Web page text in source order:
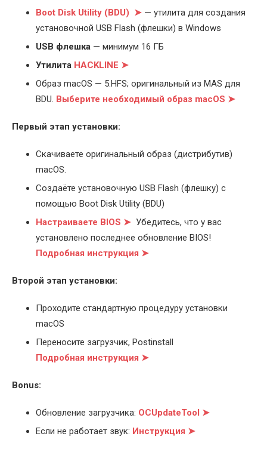
Boot Disk Utility (BDU) ➤ — утилита для создания
установочной USB Flash (флешки) в Windows
USB флешка — минимум 16 ГБ
Утилита HACKLINE ➤
Образ macOS — 5.HFS; оригинальный из MAS для
BDU. Выберите необходимый образ macOS ➤
Первый этап установки:
Скачиваете оригинальный образ (дистрибутив)
macOS.
Создаёте установочную USB Flash (флешку) с
помощью Boot Disk Utility (BDU)
Настраиваете BIOS ➤ Убедитесь, что у вас
установлено последнее обновление BIOS!
Подробная инструкция ➤
Второй этап установки:
Проходите стандартную процедуру установки
macOS
Переносите загрузчик, Postinstall
Подробная инструкция ➤
Bonus:
Обновление загрузчика: OCUpdateTool ➤
Если не работает звук: Инструкция ➤